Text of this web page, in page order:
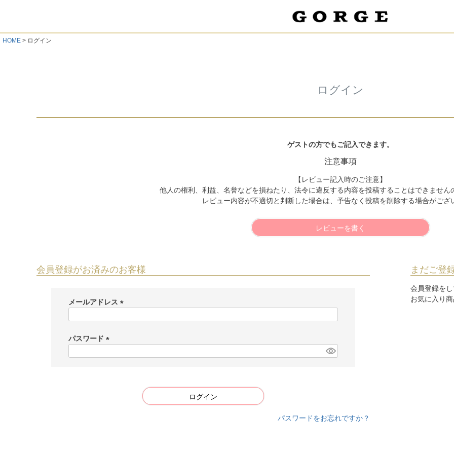
HOME ログイン
ログイン
ゲストの方でもご記入できます。
注意事項
【レビュー記入時のご注意】
他人の権利、利益、名誉などを損ねたり、法令に違反する内容を投稿することはできません
レビュー内容が不適切と判断した場合は、予告なく投稿を削除する場合がござ
レビューを書く
会員登録がお済みのお客様
メールアドレス
)
パスワード
ログイン
パスワードをお忘れですか？
まだご登
会員登録を
お気に入り